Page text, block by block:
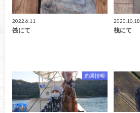
2022.6.11
筏にて
2020.10.18
筏にて
釣果情報